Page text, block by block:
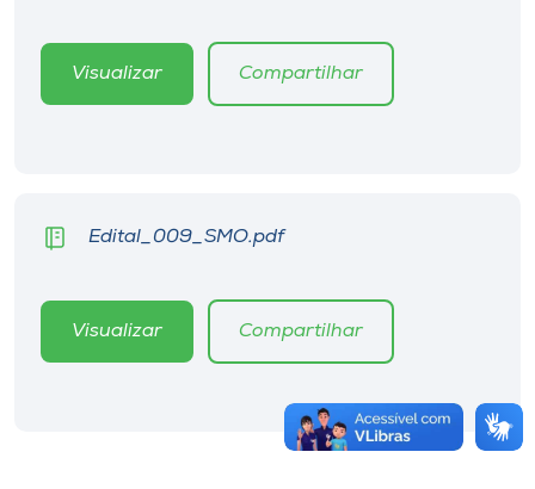
Visualizar Compartilhar
Edital_009_SMO.pdf
Visualizar Compartilhar